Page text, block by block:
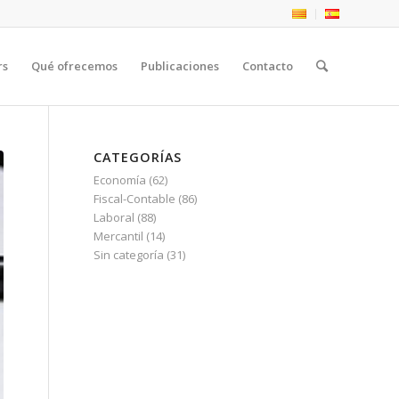
Qué ofrecemos Publicaciones Contacto
CATEGORÍAS
Economía (62)
Fiscal-Contable (86)
Laboral (88)
Mercantil (14)
Sin categoría (31)